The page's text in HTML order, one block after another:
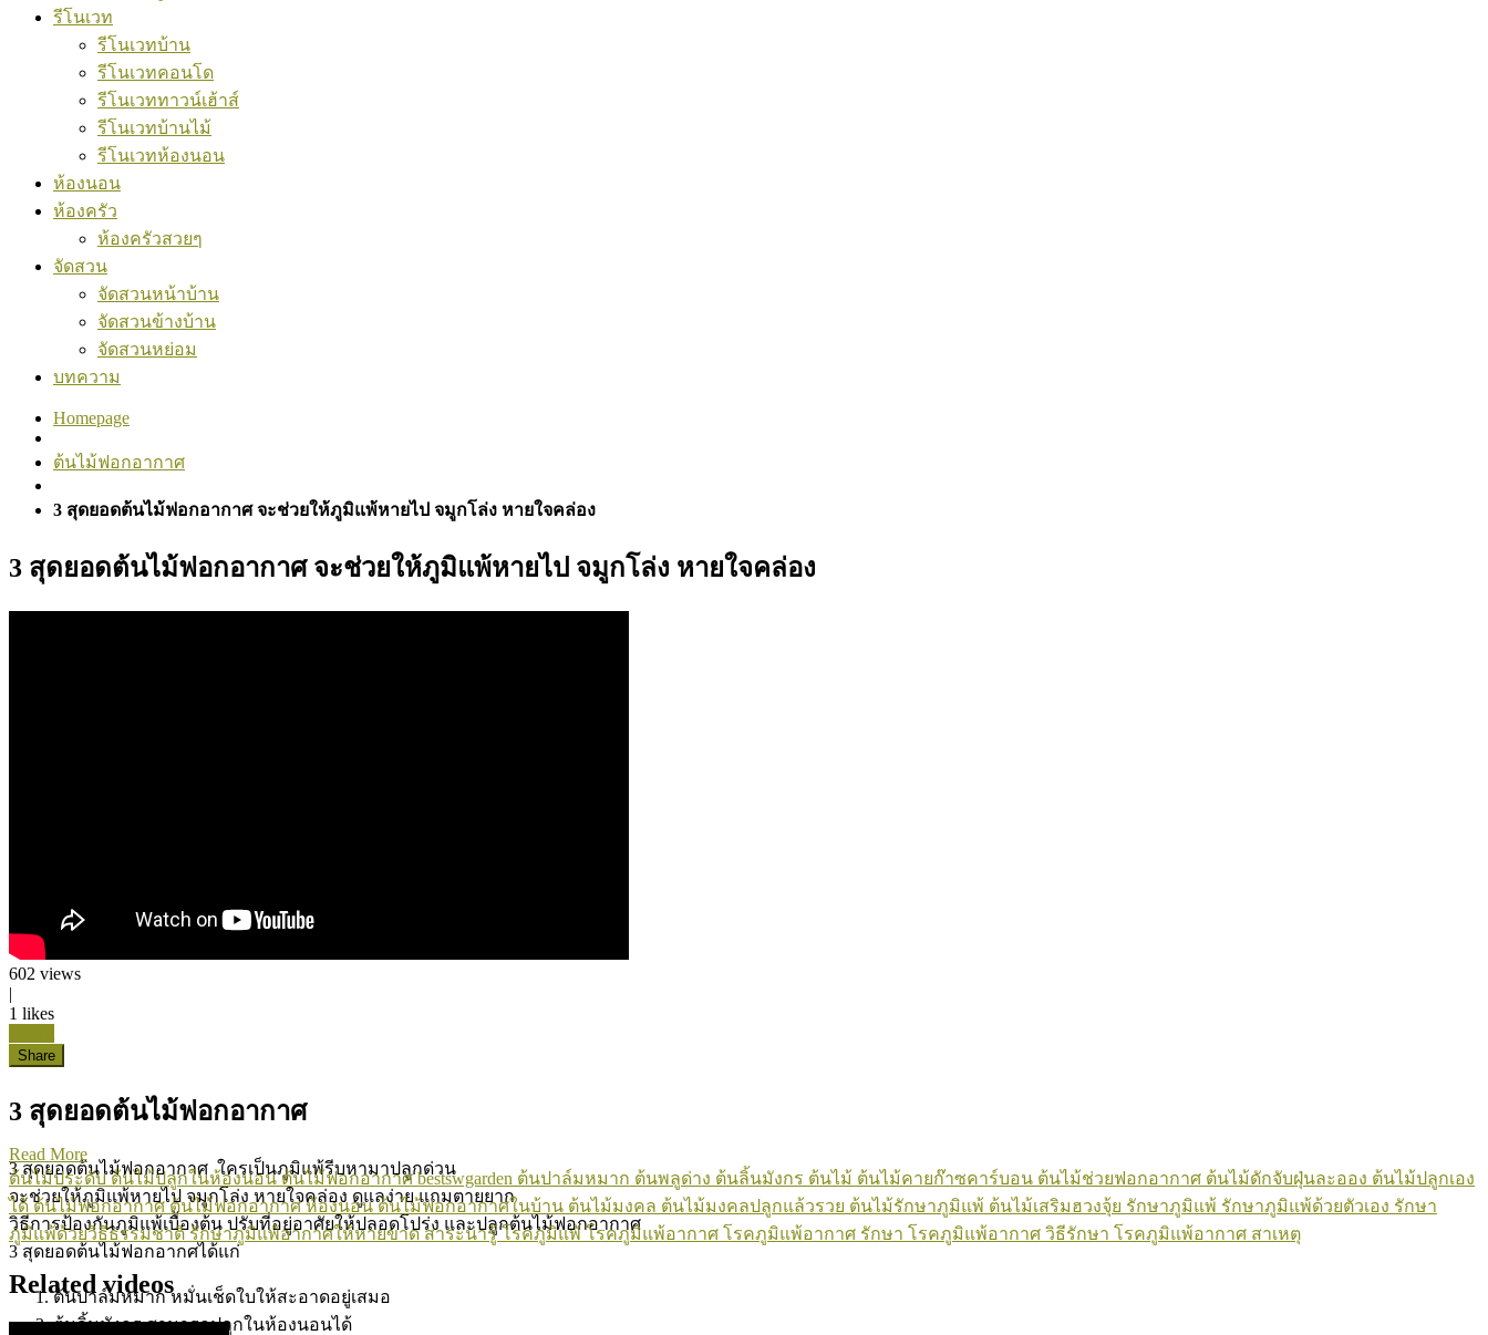
รีโนเวท
รีโนเวทบ้าน
รีโนเวทคอนโด
รีโนเวททาวน์เฮ้าส์
รีโนเวทบ้านไม้
รีโนเวทห้องนอน
ห้องนอน
ห้องครัว
ห้องครัวสวยๆ
จัดสวน
จัดสวนหน้าบ้าน
จัดสวนข้างบ้าน
จัดสวนหย่อม
บทความ
Homepage
ต้นไม้ฟอกอากาศ
3 สุดยอดต้นไม้ฟอกอากาศ จะช่วยให้ภูมิแพ้หายไป จมูกโล่ง หายใจคล่อง
3 สุดยอดต้นไม้ฟอกอากาศ จะช่วยให้ภูมิแพ้หายไป จมูกโล่ง หายใจคล่อง
602 views
|
1 likes
Share
3 สุดยอดต้นไม้ฟอกอากาศ
3 สุดยอดต้นไม้ฟอกอากาศ ใครเป็นภูมิแพ้รีบหามาปลูกด่วน
จะช่วยให้ภูมิแพ้หายไป จมูกโล่ง หายใจคล่อง ดูแลง่าย แถมตายยาก
วิธีการป้องกันภูมิแพ้เบื้องต้น ปรับที่อยู่อาศัยให้ปลอดโปร่ง และปลูกต้นไม้ฟอกอากาศ
3 สุดยอดต้นไม้ฟอกอากศได้แก่
ต้นปาล์มหมาก หมั่นเช็ดใบให้สะอาดอยู่เสมอ
ต้นลิ้นมังกร สามารถปลูกในห้องนอนได้
Read More
ต้นไม้ประดับต้นไม้ปลูกในห้องนอนต้นไม้ฟอกอากาศbestswgarden ต้นปาล์มหมาก ต้นพลูด่าง ต้นลิ้นมังกร ต้นไม้ ต้นไม้คายก๊าซคาร์บอน ต้นไม้ช่วยฟอกอากาศ ต้นไม้ดักจับฝุ่นละออง ต้นไม้ปลูกเอง
ได้ ต้นไม้ฟอกอากาศต้นไม้ฟอกอากาศ ห้องนอนต้นไม้ฟอกอากาศในบ้าน ต้นไม้มงคล ต้นไม้มงคลปลูกแล้วรวย ต้นไม้รักษาภูมิแพ้ ต้นไม้เสริมฮวงจุ้ย รักษาภูมิแพ้ รักษาภูมิแพ้ด้วยตัวเอง รักษา
ภูมิแพ้ด้วยวิธีธรรมชาติรักษาภูมิแพ้อากาศให้หายขาดสาระน่ารู้โรคภูมิแพ้ โรคภูมิแพ้อากาศ โรคภูมิแพ้อากาศ รักษา โรคภูมิแพ้อากาศ วิธีรักษา โรคภูมิแพ้อากาศ สาเหตุ
Related videos